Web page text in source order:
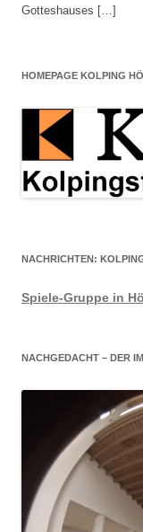
Gotteshauses […]
HOMEPAGE KOLPING
NACHRICHTEN:
Spiele-Gruppe in
NACHGEDACHT – DER